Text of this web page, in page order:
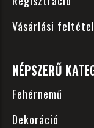
Vásárlási
NÉPSZERŰ
Fehérnemű
Dekoráció